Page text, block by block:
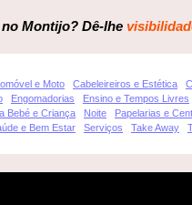
no Montijo? Dê-lhe
e Moto Cabeleireiros e Estética
Engomadorias Ensino e Tempos Livres
Bebé e Criança Noite Papelarias e
e Bem Estar Serviços Take Away